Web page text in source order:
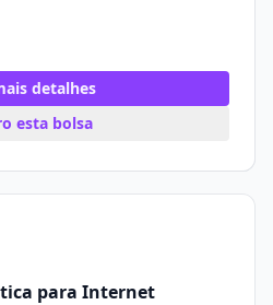
detalhes
esta bolsa
para Internet